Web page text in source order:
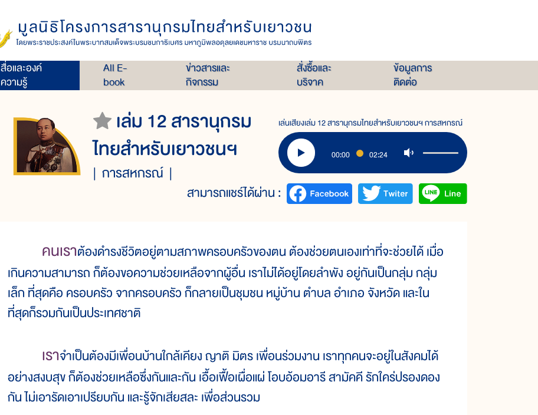
สื่อและองค์
ความรู้
All E-
book
ข่าวสารและ
กิจกรรม
สั่งซื้อและ
บริจาค
ข้อมูลการ
ติดต่อ
เล่ม 12 สารานุกรม
ไทยสำหรับเยาวชนฯ
การสหกรณ์
เล่นเสียงเล่ม 12 สารานุกรมไทยสำหรับเยาวชนฯ การสหกรณ์
00:00 02:24
สามารถแชร์ได้ผ่าน :
คนเราต้องดำรงชีวิตอยู่ตามสภาพครอบครัวของตน ต้องช่วยตนเองเท่าที่จะช่วยได้ เมื่อ
เกินความสามารถ ก็ต้องขอความช่วยเหลือจากผู้อื่น เราไม่ได้อยู่โดยลำพัง อยู่กันเป็นกลุ่ม กลุ่ม
เล็ก ที่สุดคือ ครอบครัว จากครอบครัว ก็กลายเป็นชุมชน หมู่บ้าน ตำบล อำเภอ จังหวัด และใน
ที่สุดก็รวมกันเป็นประเทศชาติ
เราจำเป็นต้องมีเพื่อนบ้านใกล้เคียง ญาติ มิตร เพื่อนร่วมงาน เราทุกคนจะอยู่ในสังคมได้
อย่างสงบสุข ก็ต้องช่วยเหลือซึ่งกันและกัน เอื้อเฟื้อเผื่อแผ่ โอบอ้อมอารี สามัคคี รักใคร่ปรองดอง
กัน ไม่เอารัดเอาเปรียบกัน และรู้จักเสียสละ เพื่อส่วนรวม